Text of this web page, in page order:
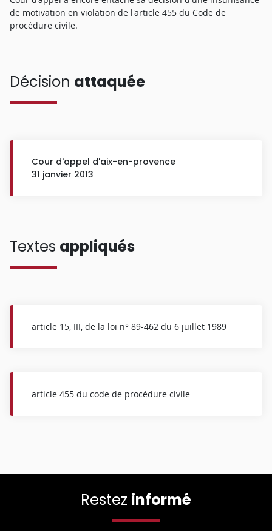
de motivation en violation de l'article 455 du Code de
procédure civile.
Décision attaquée
Cour d'appel d'aix-en-provence
31 janvier 2013
Textes appliqués
article 15, III, de la loi n° 89-462 du 6 juillet 1989
article 455 du code de procédure civile
Restez informé